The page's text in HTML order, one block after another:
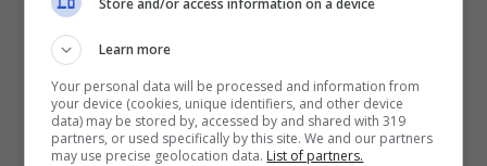
Store and/or access information on a device
Learn more
Your personal data will be processed and information from
your device (cookies, unique identifiers, and other device
data) may be stored by, accessed by and shared with 319
partners, or used specifically by this site. We and our partners
may use precise geolocation data. List of partners.